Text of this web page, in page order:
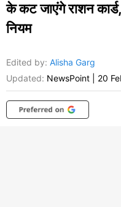
के कट जाएंगे राशन
नियम
Edited by: Alisha Garg
Updated: NewsPoint 20